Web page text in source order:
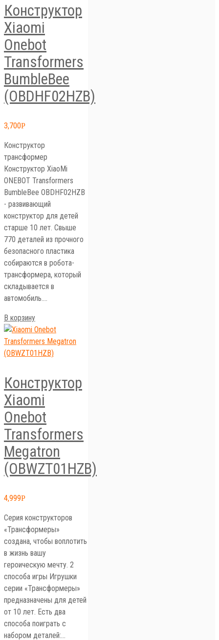
Конструктор
Xiaomi
Onebot
Transformers
BumbleBee
(OBDHF02HZB)
3,700Р
Конструктор
трансформер
Конструктор XiaoMi
ONEBOT Transformers
BumbleBee OBDHF02HZB
- развивающий
конструктор для детей
старше 10 лет. Свыше
770 деталей из прочного
безопасного пластика
собираются в робота-
трансформера, который
складывается в
автомобиль.…
В корзину
Конструктор
Xiaomi
Onebot
Transformers
Megatron
(OBWZT01HZB)
4,999Р
Серия конструкторов
«Трансформеры»
создана, чтобы воплотить
в жизнь вашу
героическую мечту. 2
способа игры Игрушки
серии «Трансформеры»
предназначены для детей
от 10 лет. Есть два
способа поиграть с
набором деталей:…